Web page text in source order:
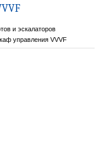
и эскалаторов
управления VVVF